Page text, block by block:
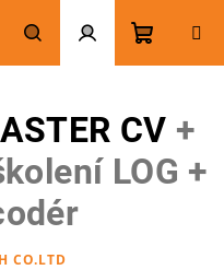
Hledat Přihlášení
košík
CV +
LOG +
CO.LTD